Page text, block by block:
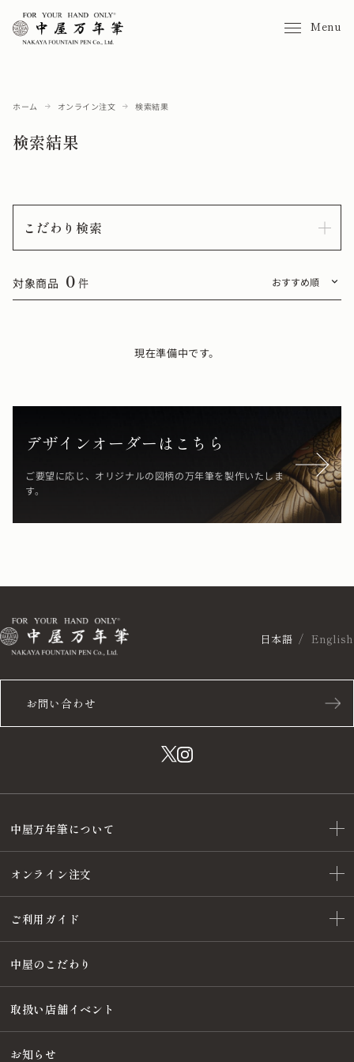
Menu
ホーム オンライン注文 検索結果
検索結果
こだわり検索
対象商品 0 件
現在準備中です。
デザインオーダーはこちら
ご要望に応じ、オリジナルの図柄の万年筆を製作いたしま
す。
お問い合わせ
日本語 English
中屋万年筆について
オンライン注文
ご利用ガイド
中屋のこだわり
取扱い店舗イベント
お知らせ